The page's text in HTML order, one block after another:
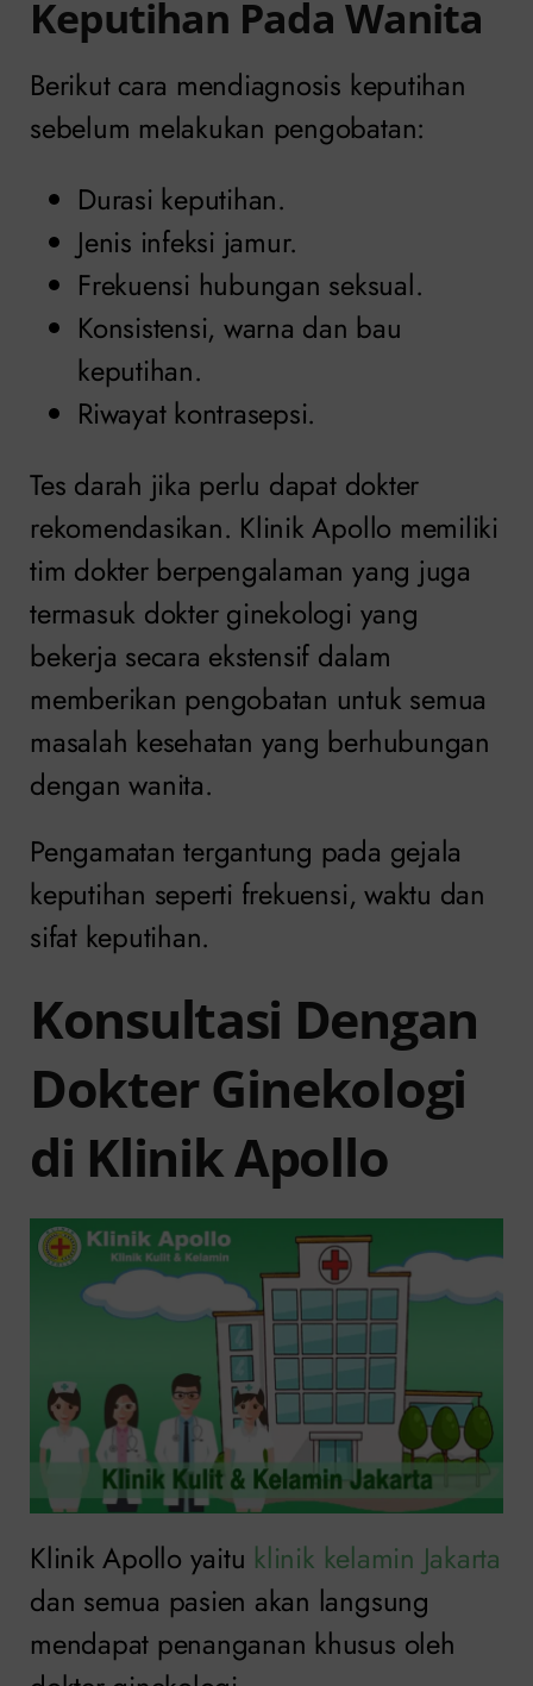
Keputihan Pada Wanita
Berikut cara mendiagnosis keputihan
sebelum melakukan pengobatan:
Durasi keputihan.
Jenis infeksi jamur.
Frekuensi hubungan seksual.
Konsistensi, warna dan bau
keputihan.
Riwayat kontrasepsi.
Tes darah jika perlu dapat dokter
rekomendasikan. Klinik Apollo memiliki
tim dokter berpengalaman yang juga
termasuk dokter ginekologi yang
bekerja secara ekstensif dalam
memberikan pengobatan untuk semua
masalah kesehatan yang berhubungan
dengan wanita.
Pengamatan tergantung pada gejala
keputihan seperti frekuensi, waktu dan
sifat keputihan.
Konsultasi Dengan
Dokter Ginekologi
di Klinik Apollo
Klinik Apollo yaitu klinik kelamin Jakarta
dan semua pasien akan langsung
mendapat penanganan khusus oleh